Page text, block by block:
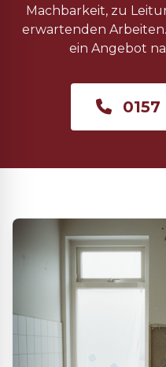
Machbarkeit, zu
erwartenden
ein Angebot